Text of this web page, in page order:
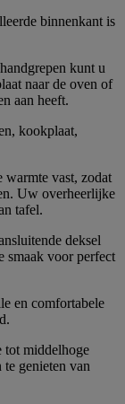
binnenkant is
kunt u
naar de oven of
aan heeft.
kookplaat,
warmte vast, zodat
Uw overheerlijke
tafel.
deksel
smaak voor perfect
en comfortabele
tot middelhoge
genieten van